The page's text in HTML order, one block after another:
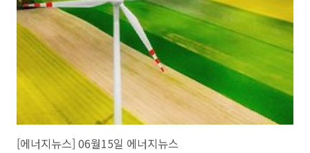
지원, 1억6천500만 원의 사업비를 투입된다. (뉴스 이어보기)
[에너지뉴스] 06월15일 에너지뉴스